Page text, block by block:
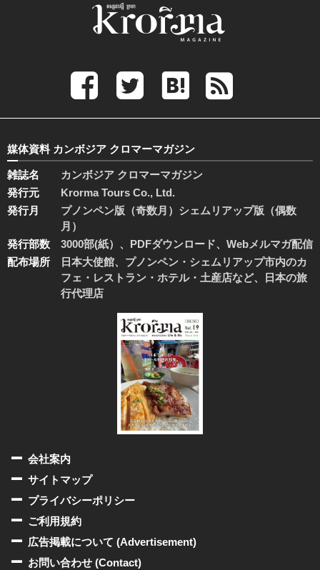
媒体資料 カンボジア クロマーマガジン
雑誌名
カンボジア クロマーマガジン
発行元
Krorma Tours Co., Ltd.
発行月
プノンペン版（奇数月）シェムリアップ版（偶数
月）
発行部数
3000部(紙）、PDFダウンロード、Webメルマガ配信
配布場所
日本大使館、プノンペン・シェムリアップ市内のカ
フェ・レストラン・ホテル・土産店など、日本の旅
行代理店
会社案内
サイトマップ
プライバシーポリシー
ご利用規約
広告掲載について (Advertisement)
お問い合わせ (Contact)